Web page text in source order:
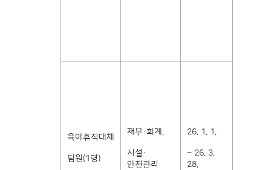
육아휴직대체
팀원(1명)
재무·회계,
시설·
안전관리
26. 1. 1.
~ 26. 3.
28.